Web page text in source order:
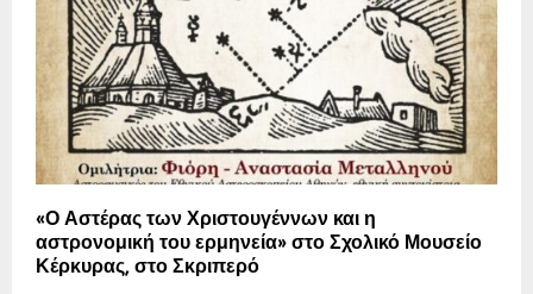
«Ο Αστέρας των Χριστουγέννων και η
αστρονομική του ερμηνεία» στο Σχολικό Μουσείο
Κέρκυρας, στο Σκριπερό